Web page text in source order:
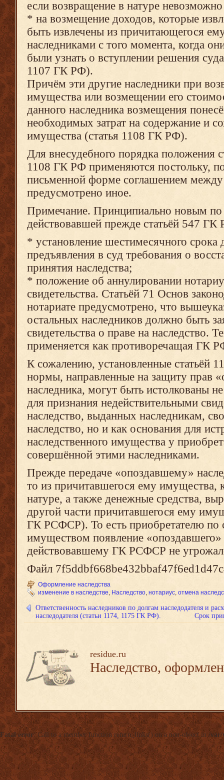
если возвращение в натуре
* на возмещение доходов, которые
быть извлечены из причитающегося
наследниками с того момента, когда
были узнать о вступлении решения
1107 ГК РФ).
Причём эти другие наследники при
имущества или возмещении его
данного наследника возмещения
необходимых затрат на содержание и
имущества (статья 1108 ГК РФ).
Для внесудебного порядка положения
1108 ГК РФ применяются постольку,
письменной форме соглашением между
предусмотрено иное.
Примечание. Принципиально новым по
действовавшей прежде статьёй 547
* установление шестимесячного срока
предъявления в суд требования о
принятия наследства;
* положение об аннулировании
свидетельства. Статьёй 71 Основ
нотариате предусмотрено, что
остальных наследников должно быть
свидетельства о праве на наследство.
применяется как противоречащая ГК
К сожалению, установленные статьёй
нормы, направленные на защиту прав
наследника, могут быть истолкованы
для признания недействительными
наследство, выданных наследникам,
наследство, но и как основания для
наследственного имущества у
совершённой этими наследниками.
Прежде передаче «опоздавшему»
то из причитавшегося ему имущества,
натуре, а также денежные средства,
другой части причитавшегося ему
ГК РСФСР). То есть приобретателю по
имуществом появление
действовавшему ГК РСФСР не
Файл
Оформление наследства
изменение в наследстве, Наследство, нотариус, отмена
Ответственность наследников по долгам наследодателя и
наследодателя (статьи 1174, 1175 ГК РФ).
Срок
residue.ru
Наследство,
Fatal error: Call to a member function return_links() on a non-object in /var/